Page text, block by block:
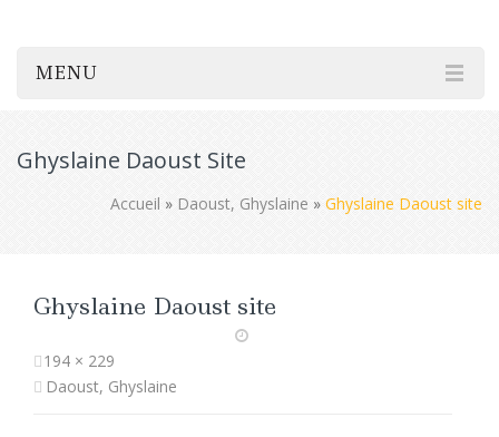
MENU
Ghyslaine Daoust Site
Accueil » Daoust, Ghyslaine » Ghyslaine Daoust site
Ghyslaine Daoust site
194 × 229
Daoust, Ghyslaine